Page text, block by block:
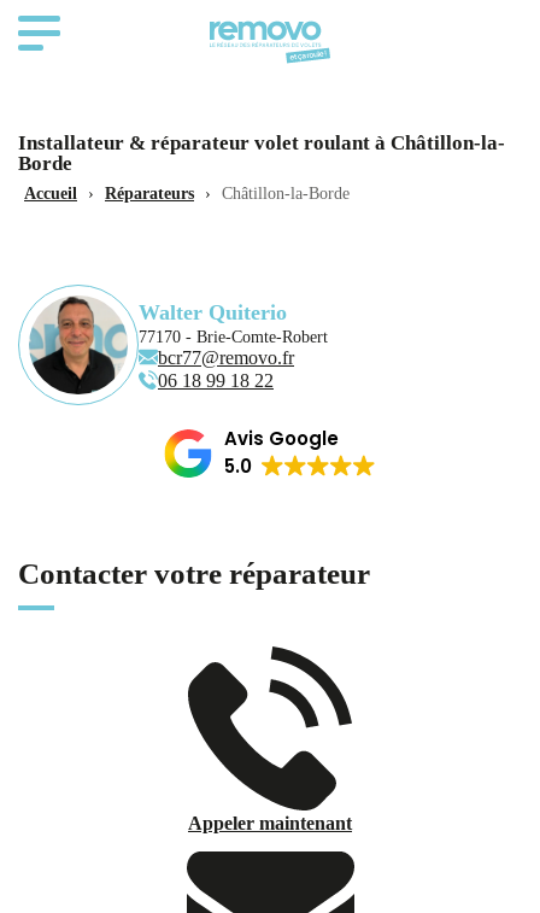
Installateur & réparateur volet roulant à Châtillon-la-
Borde
Accueil › Réparateurs › Châtillon-la-Borde
Walter Quiterio
77170 - Brie-Comte-Robert
bcr77@removo.fr
06 18 99 18 22
Avis Google
5.0
Contacter votre réparateur
Appeler maintenant